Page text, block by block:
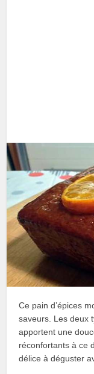
Ce pain d’épices
saveurs. Les deux
apportent une
réconfortants à ce
délice à déguster